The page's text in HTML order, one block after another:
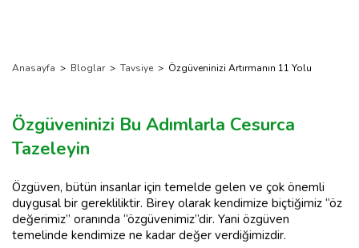
Anasayfa > Bloglar > Tavsiye > Özgüveninizi Artırmanın 11 Yolu
Özgüveninizi Bu Adımlarla Cesurca
Tazeleyin
Özgüven, bütün insanlar için temelde gelen ve çok önemli
duygusal bir gerekliliktir. Birey olarak kendimize biçtiğimiz “öz
değerimiz” oranında “özgüvenimiz”dir. Yani özgüven
temelinde kendimize ne kadar değer verdiğimizdir.